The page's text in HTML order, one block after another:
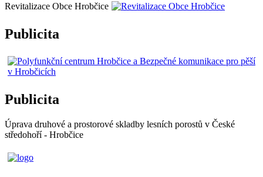
Revitalizace Obce Hrobčice
Publicita
Publicita
Úprava druhové a prostorové skladby lesních porostů v České
středohoří - Hrobčice